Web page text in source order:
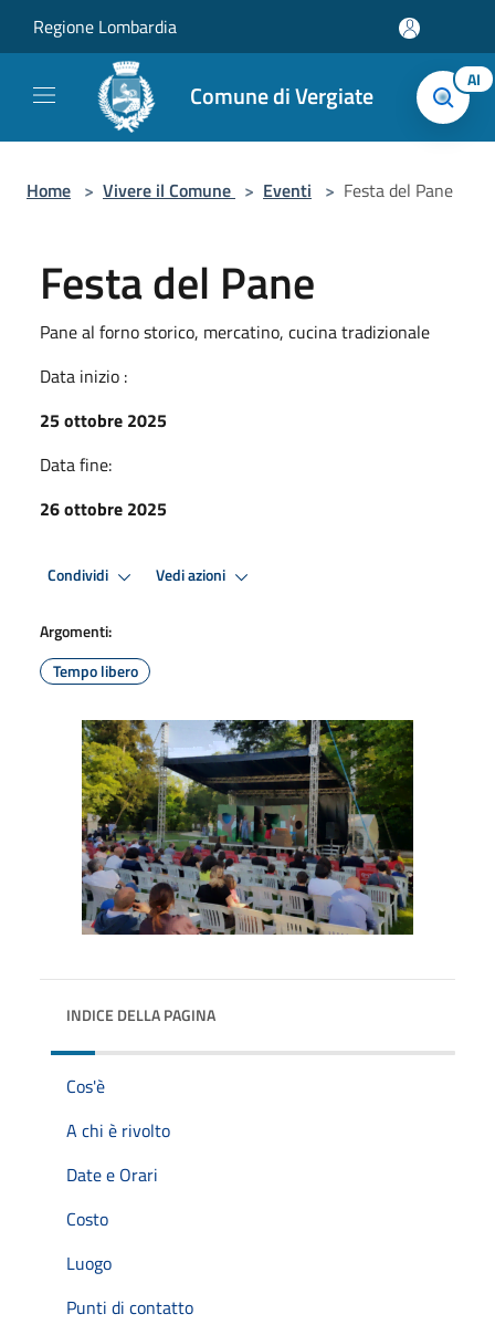
Regione Lombardia
Comune di Vergiate AI
Home > Vivere il Comune > Eventi > Festa del Pane
Festa del Pane
Pane al forno storico, mercatino, cucina tradizionale
Data inizio :
25 ottobre 2025
Data fine:
26 ottobre 2025
Condividi Vedi azioni
Argomenti:
Tempo libero
INDICE DELLA PAGINA
Cos'è
A chi è rivolto
Date e Orari
Costo
Luogo
Punti di contatto